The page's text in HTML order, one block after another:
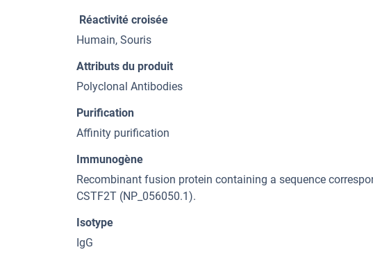
Réactivité croisée
Humain, Souris
Attributs du produit
Polyclonal Antibodies
Purification
Affinity purification
Immunogène
Recombinant fusion protein containing a sequence
CSTF2T (NP_056050.1).
Isotype
IgG